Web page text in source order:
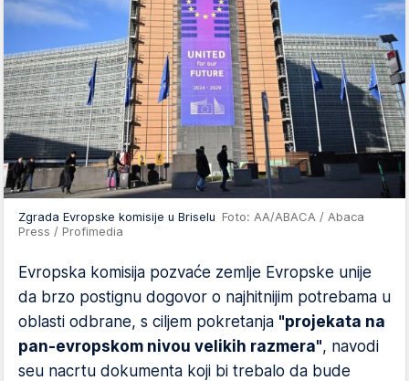
Zgrada Evropske komisije u Briselu Foto: AA/ABACA / Abaca
Press / Profimedia
Evropska komisija pozvaće zemlje Evropske unije
da brzo postignu dogovor o najhitnijim potrebama u
oblasti odbrane, s ciljem pokretanja "projekata na
pan-evropskom nivou velikih razmera", navodi
seu nacrtu dokumenta koji bi trebalo da bude